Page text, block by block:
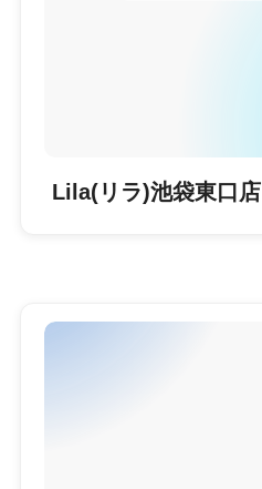
Lila(リラ)池袋東口店